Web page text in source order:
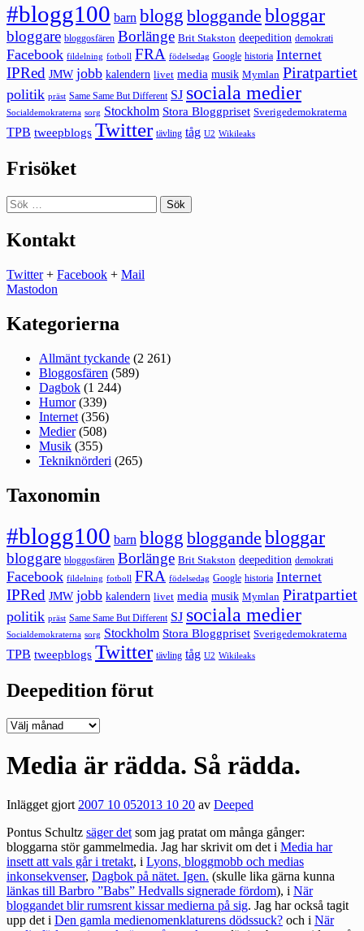
#blogg100 barn blogg bloggande bloggar
bloggare bloggosfären Borlänge Brit Stakston deepedition demokrati
Facebook fildelning fotboll FRA födelsedag Google historia Internet
IPRed JMW jobb kalendern livet media musik Mymlan Piratpartiet
politik präst Same Same But Different SJ sociala medier
Socialdemokraterna sorg Stockholm Stora Bloggpriset Sverigedemokraterna
TPB tweepblogs Twitter tävling tåg U2 Wikileaks
Frisöket
Sök
efter:
Kontakt
Twitter+ Facebook + Mail
Mastodon
Kategorierna
Allmänt tyckande (2 261)
Bloggosfären (589)
Dagbok (1 244)
Humor(339)
Internet (356)
Medier(508)
Musik (355)
Tekniknörderi (265)
Taxonomin
#blogg100 barn blogg bloggande bloggar
bloggare bloggosfären Borlänge Brit Stakston deepedition demokrati
Facebook fildelning fotboll FRA födelsedag Google historia Internet
IPRed JMW jobb kalendern livet media musik Mymlan Piratpartiet
politik präst Same Same But Different SJ sociala medier
Socialdemokraterna sorg Stockholm Stora Bloggpriset Sverigedemokraterna
TPB tweepblogs Twitter tävling tåg U2 Wikileaks
Deepedition förut
Deepedition
Media är rädda. Så rädda.
Inlägget gjort2007 10 052013 10 20 av Deeped
Pontus Schultz säger detsom jag pratat om många gånger:
bloggarna stör gammelmedia. Jag har skrivit om det i Media har
insett att vals går i tretakt, i Lyons, bloggmobb och medias
inkonsekvenser, Dagbok på nätet. Igen. (skulle lika gärna kunna
länkas till Barbro ”Babs” Hedvalls signerade fördom), i När
bloggandet blir rumsrent kissar medierna på sig. Jag har också tagit
upp det i Den gamla medienomenklaturens dödssuck? och i När